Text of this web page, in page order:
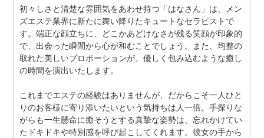
初々しさと清楚な雰囲気をあわせ持つ「はなさん」は、メン
ズエステ業界に新たに舞い降りたキュートなセラピストで
す。端正な顔立ちに、どこかあどけなさが残る笑顔が印象的
で、出会った瞬間から心が和むことでしょう。また、均整の
取れた美しいプロポーションが、優しく包み込むような癒し
の時間を演出いたします。
これまでエステの経験はありませんが、だからこそ一人ひと
りのお客様に寄り添いたいという気持ちは人一倍。手探りな
がらも一生懸命に癒そうとする真摯な姿勢は、忘れかけてい
たドキドキや特別感を呼び起こしてくれます。彼女の手から